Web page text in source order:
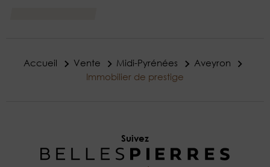
Accueil Vente Midi-Pyrénées
Aveyron
Immobilier de prestige
Suivez